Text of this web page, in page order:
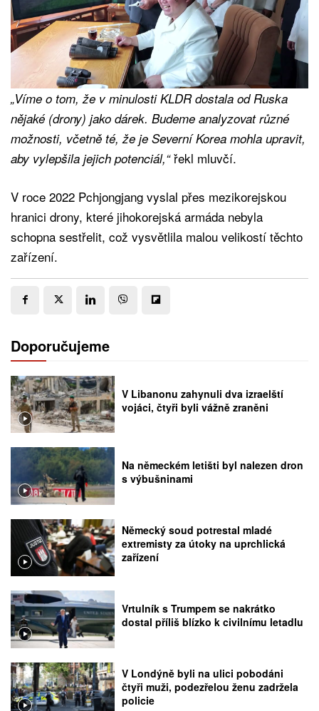
„Víme o tom, že v minulosti KLDR dostala od Ruska
nějaké (drony) jako dárek. Budeme analyzovat různé
možnosti, včetně té, že je Severní Korea mohla upravit,
aby vylepšila jejich potenciál,“řekl mluvčí.
V roce 2022 Pchjongjang vyslal přes mezikorejskou
hranici drony, které jihokorejská armáda nebyla
schopna sestřelit, což vysvětlila malou velikostí těchto
zařízení.
Doporučujeme
V Libanonu zahynuli dva izraelští
vojáci, čtyři byli vážně zraněni
Na německém letišti byl nalezen dron
s výbušninami
Německý soud potrestal mladé
extremisty za útoky na uprchlická
zařízení
Vrtulník s Trumpem se nakrátko
dostal příliš blízko k civilnímu letadlu
V Londýně byli na ulici pobodáni
čtyři muži, podezřelou ženu zadržela
policie